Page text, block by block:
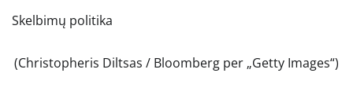
Skelbimų politika
(Christopheris Diltsas / Bloomberg per „Getty Images“)